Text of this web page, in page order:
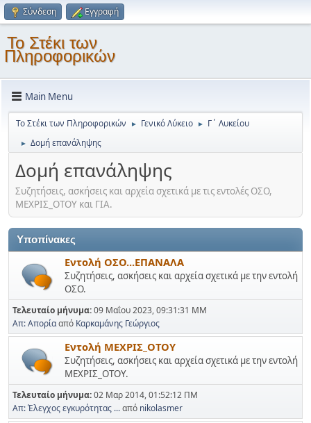
Σύνδεση Εγγραφή
Το Στέκι των
Πληροφορικών
Main Menu
Το Στέκι των Πληροφορικών ► Γενικό Λύκειο ► Γ΄ Λυκείου
► Δομή επανάληψης
Δομή επανάληψης
Συζητήσεις, ασκήσεις και αρχεία σχετικά με τις εντολές ΟΣΟ,
ΜΕΧΡΙΣ_ΟΤΟΥ και ΓΙΑ.
Υποπίνακες
Εντολή ΟΣΟ...ΕΠΑΝΑΛΑ
Συζητήσεις, ασκήσεις και αρχεία σχετικά με την εντολή
ΟΣΟ.
Τελευταίο μήνυμα:09 Μαΐου 2023, 09:31:31 ΜΜ
Απ: Απορίααπό Καρκαμάνης Γεώργιος
Εντολή ΜΕΧΡΙΣ_ΟΤΟΥ
Συζητήσεις, ασκήσεις και αρχεία σχετικά με την εντολή
ΜΕΧΡΙΣ_ΟΤΟΥ.
Τελευταίο μήνυμα:02 Μαρ 2014, 01:52:12 ΠΜ
Απ: Έλεγχος εγκυρότητας ...από nikolasmer